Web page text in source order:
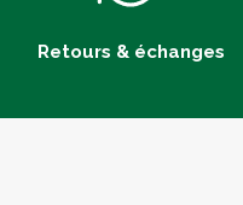
Retours & échanges